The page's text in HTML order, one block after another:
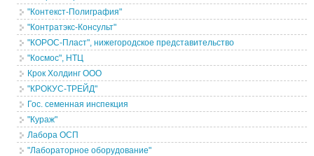
"Контекст-Полиграфия"
"Контратэкс-Консульт"
"КОРОС-Пласт", нижегородское представительство
"Космос", НТЦ
Крок Холдинг ООО
"КРОКУС-ТРЕЙД"
Гос. семенная инспекция
"Кураж"
Лабора ОСП
"Лабораторное оборудование"